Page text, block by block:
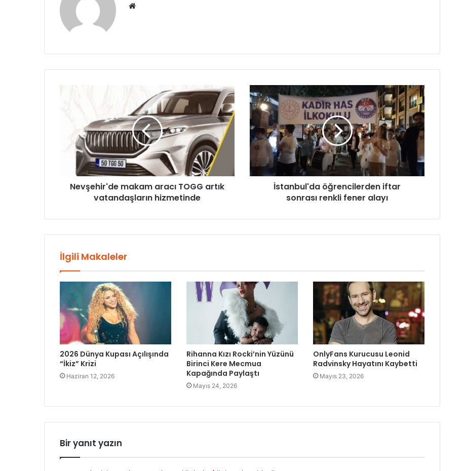
Web
Nevşehir'de makam aracı TOGG artık
vatandaşların hizmetinde
İstanbul'da öğrencilerden iftar
sonrası renkli fener alayı
İlgili Makaleler
2026 Dünya Kupası Açılışında
“İkiz” Krizi
Haziran 12, 2026
Rihanna Kızı Rocki’nin Yüzünü
Birinci Kere Mecmua
Kapağında Paylaştı
Mayıs 24, 2026
OnlyFans Kurucusu Leonid
Radvinsky Hayatını Kaybetti
Mayıs 23, 2026
Bir yanıt yazın